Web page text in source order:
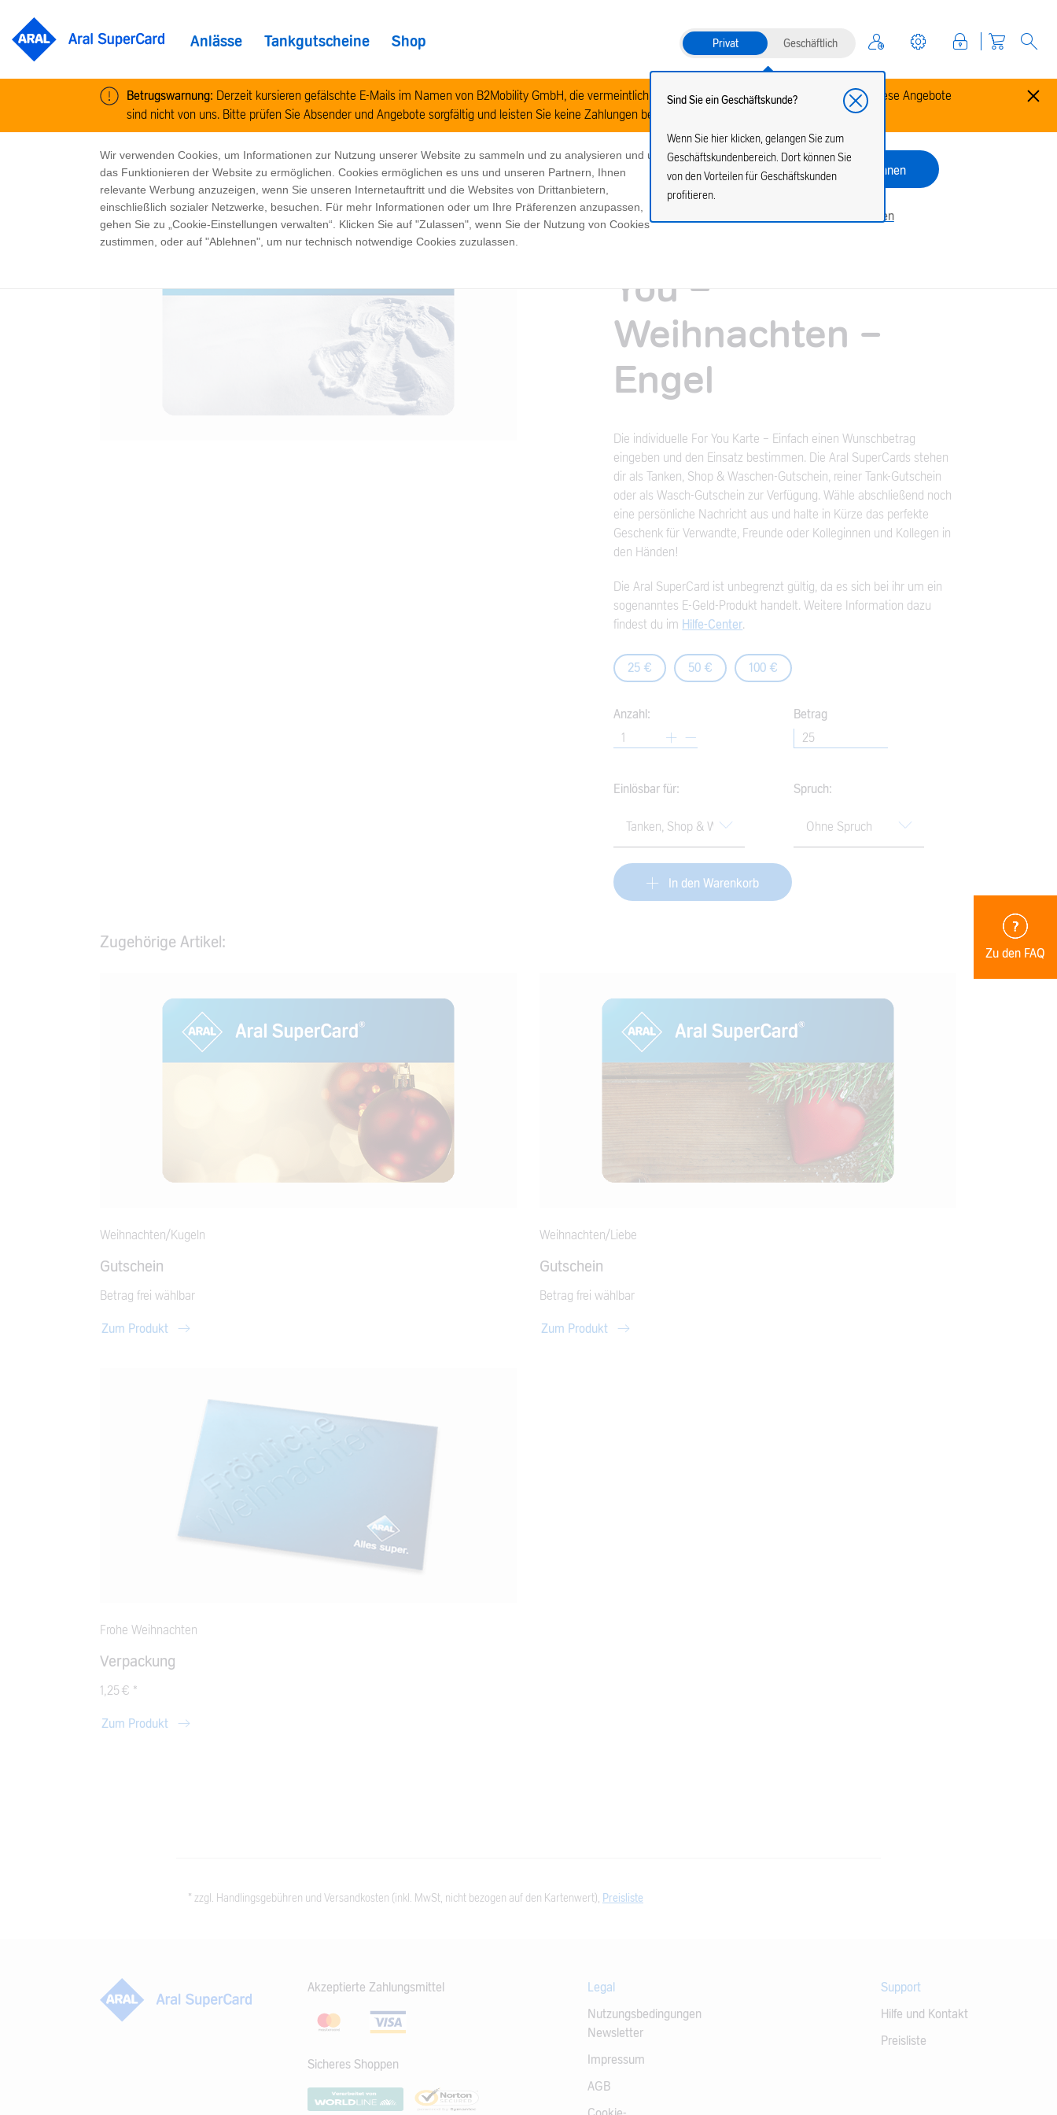
Anlässe Tankgutscheine Shop Privat Geschäftlich
Cookie-Informationen
Wir verwenden Cookies, um Informationen zur Nutzung unserer Website zu sammeln und zu analysieren und um
das Funktionieren der Website zu ermöglichen. Cookies ermöglichen es uns und unseren Partnern, Ihnen
relevante Werbung anzuzeigen, wenn Sie unseren Internetauftritt und die Websites von Drittanbietern,
einschließlich sozialer Netzwerke, besuchen. Für mehr Informationen oder um Ihre Präferenzen anzupassen,
gehen Sie zu „Cookie-Einstellungen verwalten“. Klicken Sie auf "Zulassen", wenn Sie der Nutzung von Cookies
zustimmen, oder auf "Ablehnen", um nur technisch notwendige Cookies zuzulassen.
Zulassen Ablehnen
Cookie-Einstellungen verwalten
Betrugswarnung: Derzeit kursieren gefälschte E-Mails im Namen von B2Mobility GmbH, die vermeintlich stark rabattierte Aral SuperCards anbieten. Diese Angebote
sind nicht von uns. Bitte prüfen Sie Absender und Angebote sorgfältig und leisten Sie keine Zahlungen bei Verdachtsfällen.
/ Shop / For You / Weihnachten
You -
Weihnachten -
Engel
Die individuelle For You Karte - Einfach einen Wunschbetrag
eingeben und den Einsatz bestimmen. Die Aral SuperCards stehen
dir als Tanken, Shop & Waschen-Gutschein, reiner Tank-Gutschein
oder als Wasch-Gutschein zur Verfügung. Wähle abschließend noch
eine persönliche Nachricht aus und halte in Kürze das perfekte
Geschenk für Verwandte, Freunde oder Kolleginnen und Kollegen in
den Händen!
Die Aral SuperCard ist unbegrenzt gültig, da es sich bei ihr um ein
sogenanntes E-Geld-Produkt handelt. Weitere Information dazu
findest du im Hilfe-Center.
25 € 50 € 100 €
Anzahl: Betrag
Einlösbar für: Spruch:
In den Warenkorb
Zugehörige Artikel:
Weihnachten/Kugeln
Gutschein
Betrag frei wählbar
Zum Produkt
Weihnachten/Liebe
Gutschein
Betrag frei wählbar
Zum Produkt
Frohe Weihnachten
Verpackung
1,25 € *
Zum Produkt
* zzgl. Handlingsgebühren und Versandkosten (inkl. MwSt, nicht bezogen auf den Kartenwert), Preisliste
Zu den FAQ
Akzeptierte Zahlungsmittel
Sicheres Shoppen
Legal
Nutzungsbedingungen
Newsletter
Impressum
AGB
Support
Hilfe und Kontakt
Preisliste
Sind Sie ein Geschäftskunde?
Wenn Sie hier klicken, gelangen Sie zum
Geschäftskundenbereich. Dort können Sie
von den Vorteilen für Geschäftskunden
profitieren.